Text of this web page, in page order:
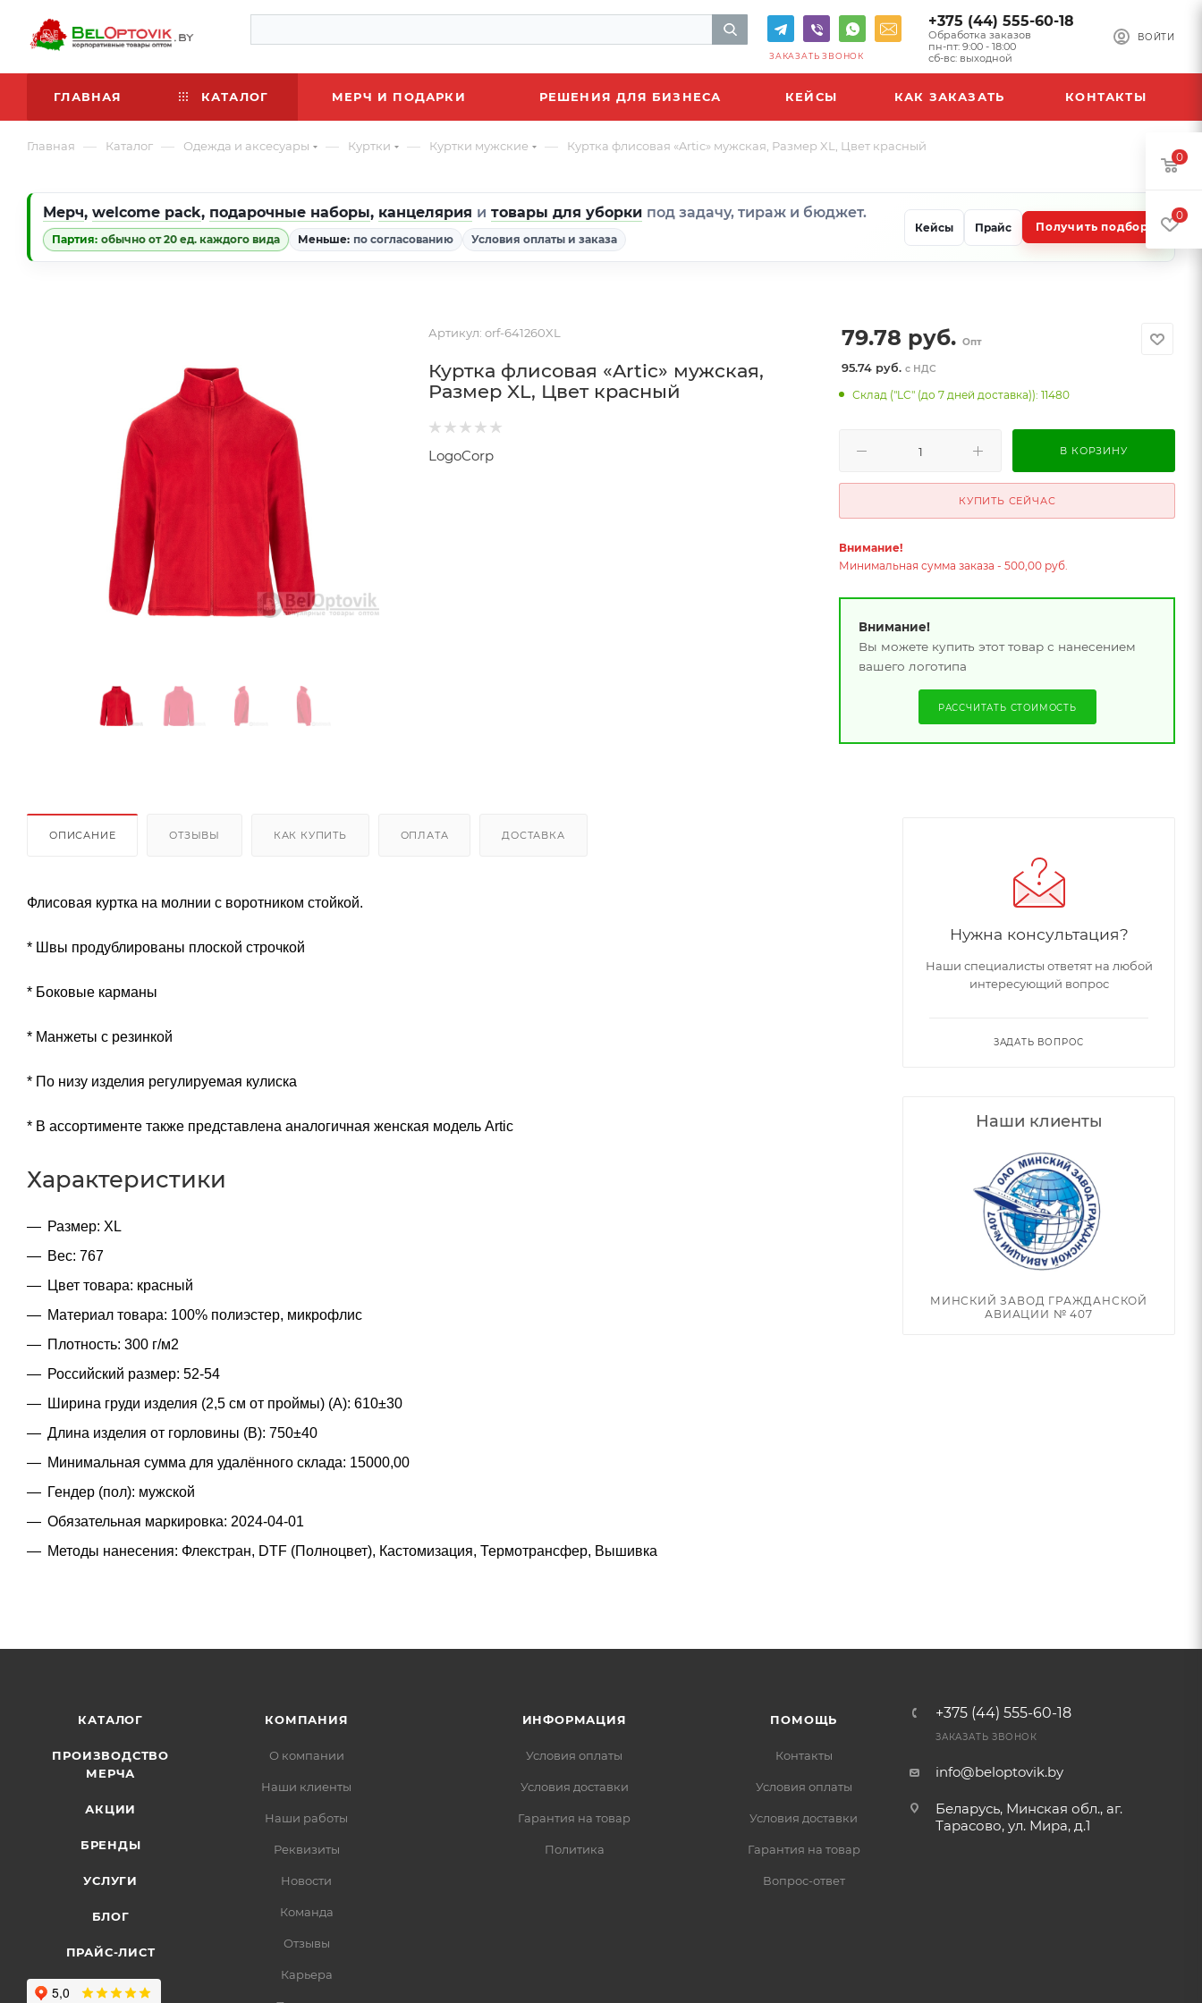
ВОЙТИ
+375 (44) 555-60-18
Обработка заказов
пн-пт: 9:00 - 18:00
сб-вс: выходной
ЗАКАЗАТЬ ЗВОНОК
ГЛАВНАЯ КАТАЛОГ МЕРЧ И ПОДАРКИ РЕШЕНИЯ ДЛЯ БИЗНЕСА КЕЙСЫ КАК ЗАКАЗАТЬ КОНТАКТЫ
Главная — Каталог — Одежда и аксесуары — Куртки — Куртки мужские — Куртка флисовая «Artic» мужская, Размер XL, Цвет красный
Мерч, welcome pack, подарочные наборы, канцелярия и товары для уборки под задачу, тираж и бюджет.
Партия: обычно от 20 ед. каждого вида Меньше: по согласованию Условия оплаты и заказа
Кейсы Прайс Получить подбор
Артикул: orf-641260XL
Куртка флисовая «Artic» мужская,
Размер XL, Цвет красный
LogoCorp
79.78 руб. Опт
95.74 руб.с НДС
Склад ("LC" (до 7 дней доставка)): 11480
В КОРЗИНУ
КУПИТЬ СЕЙЧАС
Внимание!
Минимальная сумма заказа - 500,00 руб.
Внимание!
Вы можете купить этот товар с нанесением
вашего логотипа
РАССЧИТАТЬ СТОИМОСТЬ
ОПИСАНИЕ ОТЗЫВЫ КАК КУПИТЬ ОПЛАТА ДОСТАВКА
Флисовая куртка на молнии с воротником стойкой.
* Швы продублированы плоской строчкой
* Боковые карманы
* Манжеты с резинкой
* По низу изделия регулируемая кулиска
* В ассортименте также представлена аналогичная женская модель Artic
Характеристики
Размер: XL
Вес: 767
Цвет товара: красный
Материал товара: 100% полиэстер, микрофлис
Плотность: 300 г/м2
Российский размер: 52-54
Ширина груди изделия (2,5 см от проймы) (A): 610±30
Длина изделия от горловины (B): 750±40
Минимальная сумма для удалённого склада: 15000,00
Гендер (пол): мужской
Обязательная маркировка: 2024-04-01
Методы нанесения: Флекстран, DTF (Полноцвет), Кастомизация, Термотрансфер, Вышивка
Нужна консультация?
Наши специалисты ответят на любой
интересующий вопрос
ЗАДАТЬ ВОПРОС
Наши клиенты
МИНСКИЙ ЗАВОД ГРАЖДАНСКОЙ
АВИАЦИИ № 407
КАТАЛОГ
ПРОИЗВОДСТВО
МЕРЧА
АКЦИИ
БРЕНДЫ
УСЛУГИ
БЛОГ
ПРАЙС-ЛИСТ
КОМПАНИЯ
О компании
Наши клиенты
Наши работы
Реквизиты
Новости
Команда
Отзывы
Карьера
ИНФОРМАЦИЯ
Условия оплаты
Условия доставки
Гарантия на товар
Политика
ПОМОЩЬ
Контакты
Условия оплаты
Условия доставки
Гарантия на товар
Вопрос-ответ
+375 (44) 555-60-18
ЗАКАЗАТЬ ЗВОНОК
info@beloptovik.by
Беларусь, Минская обл., аг.
Тарасово, ул. Мира, д.1
0
0